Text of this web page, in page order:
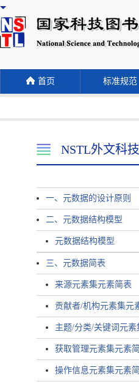
首页 标准规范
NSTL外文科
一、元数据的设计原则
二、元数据结构模型
元数据结构模型
三、元数据简表
来源元素集元素简表
贡献者/机构元素集元
主题/分类/关键词元素
获取管理元素集元素
操作信息元素集元素